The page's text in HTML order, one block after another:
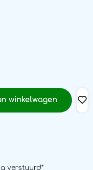
winkelwagen
verstuurd*